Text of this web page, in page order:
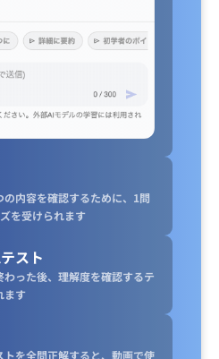
の内容を確認するために、1問
を受けられます
スト
わった後、理解度を確認するテ
ます
トを全問正解すると、動画で使